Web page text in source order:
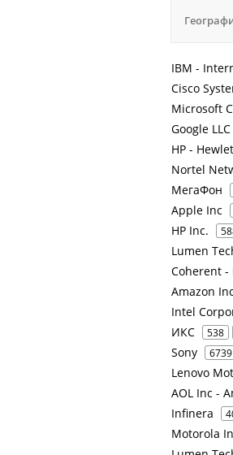
IBM -
Cisco
Microsoft
Google LLC
HP -
Nortel
МегаФон
Apple Inc
HP Inc.
Lumen
Coherent -
Amazon
Intel
ИКС 538
Sony 6739
Lenovo
AOL Inc -
Infinera
Motorola